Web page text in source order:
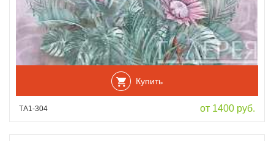
Купить
ТА1-304 от 1400 руб.